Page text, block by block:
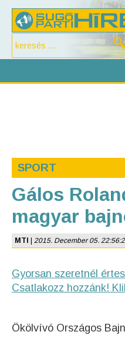
SPORT
Gálos
magyar
MTI 2015. December 05.
Gyorsan szeretnél
Csatlakozz hozzánk!
Ökölvívó Országos